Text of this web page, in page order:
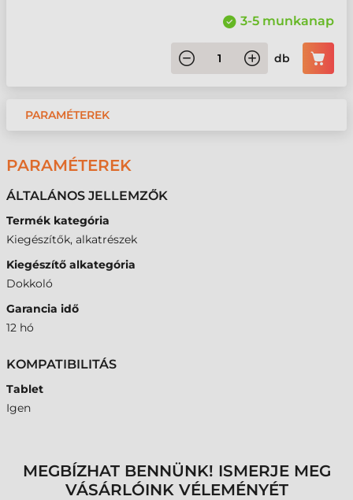
3-5 munkanap
db
PARAMÉTEREK
PARAMÉTEREK
ÁLTALÁNOS JELLEMZŐK
Termék kategória
Kiegészítők, alkatrészek
Kiegészítő alkategória
Dokkoló
Garancia idő
12 hó
KOMPATIBILITÁS
Tablet
Igen
MEGBÍZHAT BENNÜNK! ISMERJE MEG
VÁSÁRLÓINK VÉLEMÉNYÉT